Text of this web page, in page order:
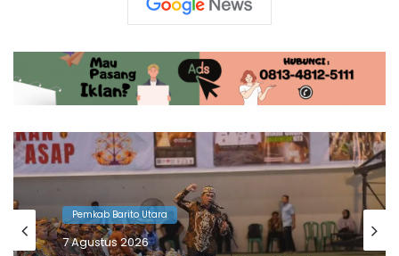
Pemkab Barito Utara
6 Agustus 2026